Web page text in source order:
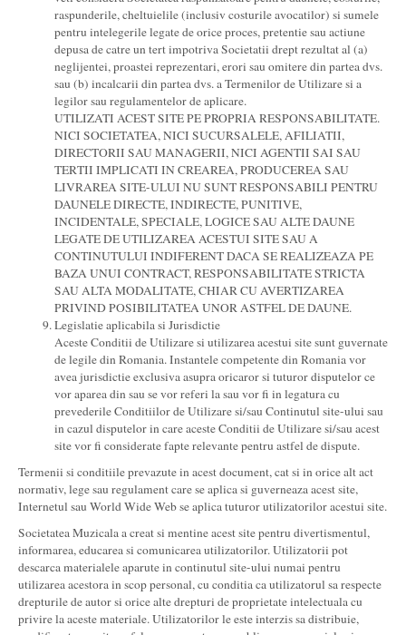
raspunderile, cheltuielile (inclusiv costurile avocatilor) si sumele
pentru intelegerile legate de orice proces, pretentie sau actiune
depusa de catre un tert impotriva Societatii drept rezultat al (a)
neglijentei, proastei reprezentari, erori sau omitere din partea dvs.
sau (b) incalcarii din partea dvs. a Termenilor de Utilizare si a
legilor sau regulamentelor de aplicare.
UTILIZATI ACEST SITE PE PROPRIA RESPONSABILITATE.
NICI SOCIETATEA, NICI SUCURSALELE, AFILIATII,
DIRECTORII SAU MANAGERII, NICI AGENTII SAI SAU
TERTII IMPLICATI IN CREAREA, PRODUCEREA SAU
LIVRAREA SITE-ULUI NU SUNT RESPONSABILI PENTRU
DAUNELE DIRECTE, INDIRECTE, PUNITIVE,
INCIDENTALE, SPECIALE, LOGICE SAU ALTE DAUNE
LEGATE DE UTILIZAREA ACESTUI SITE SAU A
CONTINUTULUI INDIFERENT DACA SE REALIZEAZA PE
BAZA UNUI CONTRACT, RESPONSABILITATE STRICTA
SAU ALTA MODALITATE, CHIAR CU AVERTIZAREA
PRIVIND POSIBILITATEA UNOR ASTFEL DE DAUNE.
Legislatie aplicabila si Jurisdictie
Aceste Conditii de Utilizare si utilizarea acestui site sunt guvernate
de legile din Romania. Instantele competente din Romania vor
avea jurisdictie exclusiva asupra oricaror si tuturor disputelor ce
vor aparea din sau se vor referi la sau vor fi in legatura cu
prevederile Conditiilor de Utilizare si/sau Continutul site-ului sau
in cazul disputelor in care aceste Conditii de Utilizare si/sau acest
site vor fi considerate fapte relevante pentru astfel de dispute.
Termenii si conditiile prevazute in acest document, cat si in orice alt act
normativ, lege sau regulament care se aplica si guverneaza acest site,
Internetul sau World Wide Web se aplica tuturor utilizatorilor acestui site.
Societatea Muzicala a creat si mentine acest site pentru divertismentul,
informarea, educarea si comunicarea utilizatorilor. Utilizatorii pot
descarca materialele aparute in continutul site-ului numai pentru
utilizarea acestora in scop personal, cu conditia ca utilizatorul sa respecte
drepturile de autor si orice alte drepturi de proprietate intelectuala cu
privire la aceste materiale. Utilizatorilor le este interzis sa distribuie,